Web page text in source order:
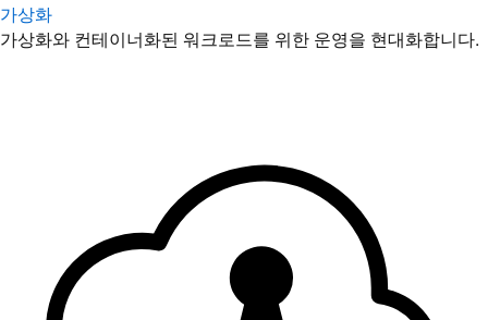
가상화
가상화와 컨테이너화된 워크로드를 위한 운영을 현대화합니다.